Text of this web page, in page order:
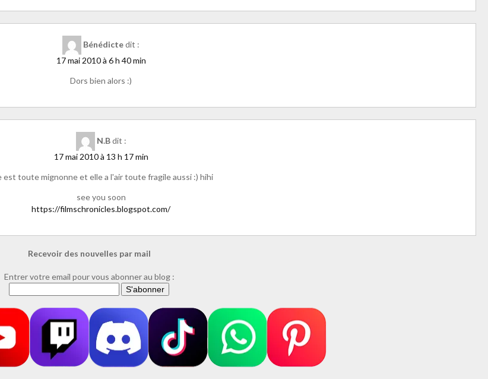
Bénédictedit :
17 mai 2010 à 6 h 40 min
Dors bien alors :)
N.B dit :
17 mai 2010 à 13 h 17 min
est toute mignonne et elle a l'air toute fragile aussi :) hihi
see you soon
https://filmschronicles.blogspot.com/
Recevoir des nouvelles par mail
Entrer votre email pour vous abonner au blog :